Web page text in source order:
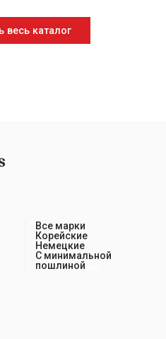
весь каталог
Все марки
Корейские
Немецкие
С минимальной
пошлиной